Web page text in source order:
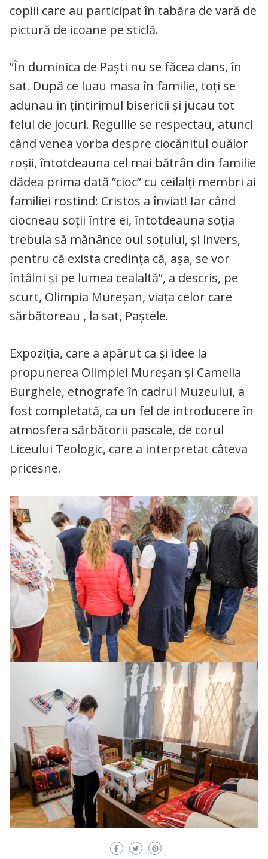
copiii care au participat în tabăra de vară de
pictură de icoane pe sticlă.
”În duminica de Paști nu se făcea dans, în
sat. După ce luau masa în familie, toți se
adunau în țintirimul bisericii și jucau tot
felul de jocuri. Regulile se respectau, atunci
când venea vorba despre ciocănitul ouălor
roșii, întotdeauna cel mai bătrân din familie
dădea prima dată ”cioc” cu ceilalți membri ai
familiei rostind: Cristos a înviat! Iar când
ciocneau soții între ei, întotdeauna soția
trebuia să mănânce oul soțului, și invers,
pentru că exista credința că, așa, se vor
întâlni și pe lumea cealaltă”, a descris, pe
scurt, Olimpia Mureșan, viața celor care
sărbătoreau , la sat, Paștele.
Expoziția, care a apărut ca și idee la
propunerea Olimpiei Mureșan și Camelia
Burghele, etnografe în cadrul Muzeului, a
fost completată, ca un fel de introducere în
atmosfera sărbătorii pascale, de corul
Liceului Teologic, care a interpretat câteva
pricesne.